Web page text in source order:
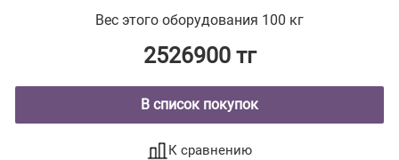
Вес этого оборудования 100 кг
2526900 тг
В список покупок
К сравнению